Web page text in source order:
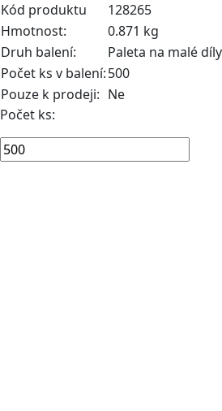
Kód produktu
128265
Hmotnost:
0.871 kg
Druh balení:
Paleta na malé
Počet ks v balení:500
Pouze k prodeji: Ne
Počet ks: